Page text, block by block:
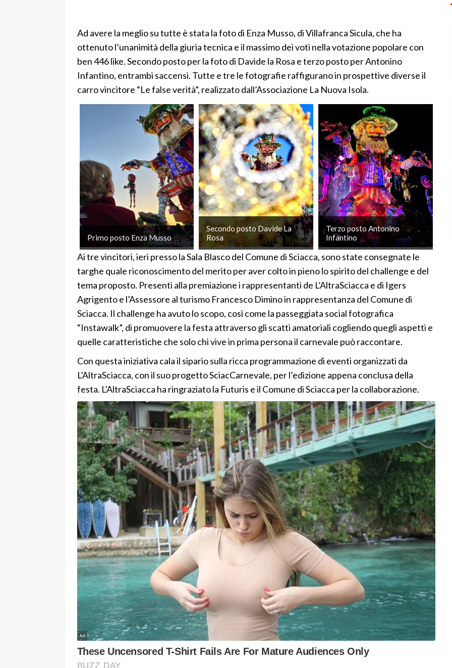
Ad avere la meglio su tutte è stata la foto di Enza Musso, di Villafranca Sicula, che ha
ottenuto l’unanimità della giuria tecnica e il massimo dei voti nella votazione popolare con
ben 446 like. Secondo posto per la foto di Davide la Rosa e terzo posto per Antonino
Infantino, entrambi saccensi. Tutte e tre le fotografie raffigurano in prospettive diverse il
carro vincitore “Le false verità”, realizzato dall’Associazione La Nuova Isola.
Primo posto Enza Musso
Secondo posto Davide La
Rosa
Terzo posto Antonino
Infantino
Ai tre vincitori, ieri presso la Sala Blasco del Comune di Sciacca, sono state consegnate le
targhe quale riconoscimento del merito per aver colto in pieno lo spirito del challenge e del
tema proposto. Presenti alla premiazione i rappresentanti de L’AltraSciacca e di Igers
Agrigento e l’Assessore al turismo Francesco Dimino in rappresentanza del Comune di
Sciacca. Il challenge ha avuto lo scopo, così come la passeggiata social fotografica
“Instawalk”, di promuovere la festa attraverso gli scatti amatoriali cogliendo quegli aspetti e
quelle caratteristiche che solo chi vive in prima persona il carnevale può raccontare.
Con questa iniziativa cala il sipario sulla ricca programmazione di eventi organizzati da
L’AltraSciacca, con il suo progetto SciacCarnevale, per l’edizione appena conclusa della
festa. L’AltraSciacca ha ringraziato la Futuris e il Comune di Sciacca per la collaborazione.